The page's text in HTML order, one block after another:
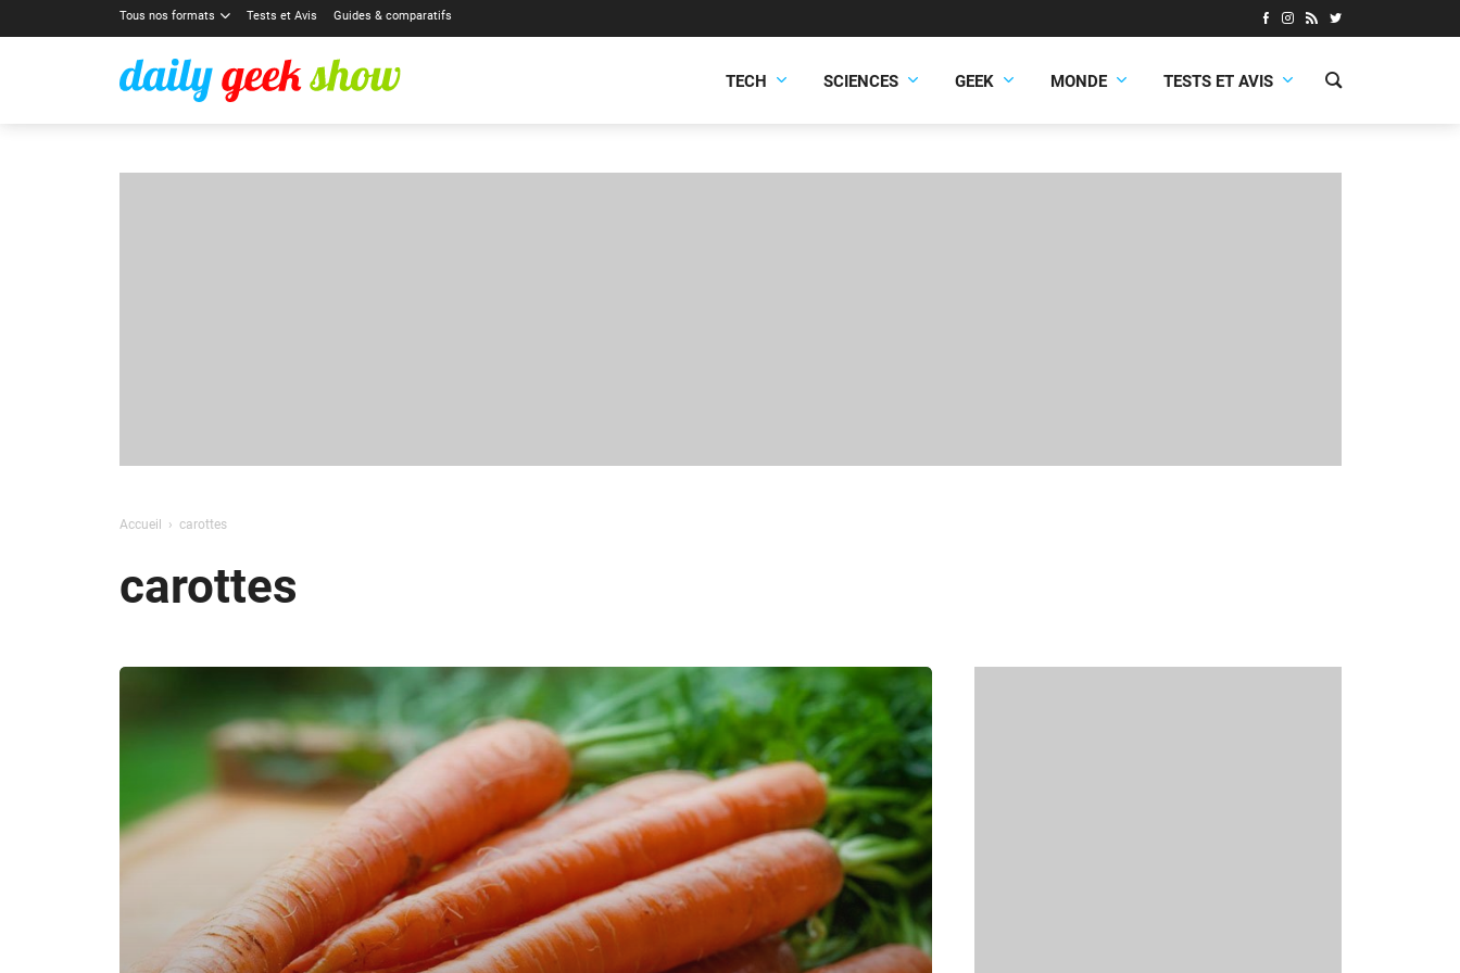
Tous nos formats Tests et Avis Guides & comparatifs
TECH SCIENCES GEEK MONDE TESTS ET AVIS
Accueil carottes
carottes